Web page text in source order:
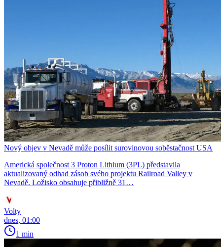
Nový objev v Nevadě může posílit surovinovou soběstačnost USA
Americká společnost 3 Proton Lithium (3PL) představila
aktualizovaný odhad zásob svého projektu Railroad Valley v
Nevadě. Ložisko obsahuje přibližně 31…
Volty
dnes, 01:00
1 min